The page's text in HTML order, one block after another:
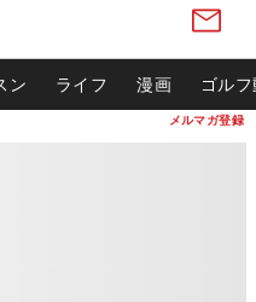
メルマガ登録
ン ライフ 漫画 ゴル